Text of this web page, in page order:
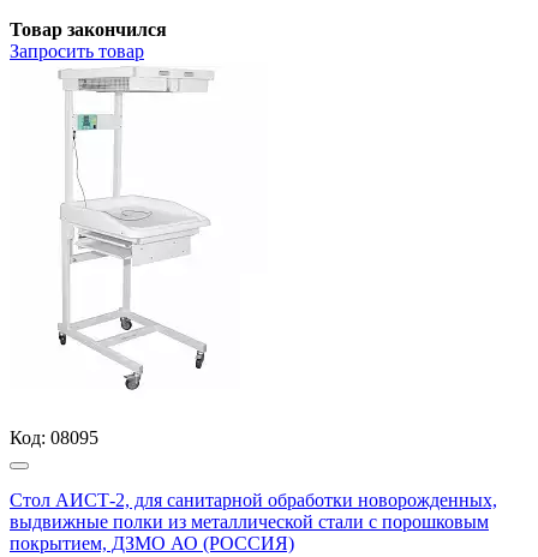
Товар закончился
Запросить товар
Код: 08095
Стол АИСТ-2, для санитарной обработки новорожденных,
выдвижные полки из металлической стали с порошковым
покрытием, ДЗМО АО (РОССИЯ)